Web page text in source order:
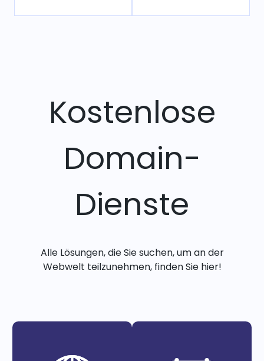
Kostenlose
Domain-
Dienste
Alle Lösungen, die Sie suchen, um an der
Webwelt teilzunehmen, finden Sie hier!